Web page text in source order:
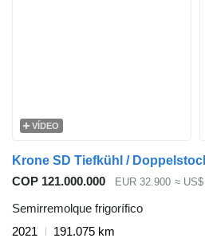
VÍDEO
Krone SD Tiefkühl /
COP 121.000.000
EUR 32.900 ≈
Semirremolque frigorífico
2021
191.075 km